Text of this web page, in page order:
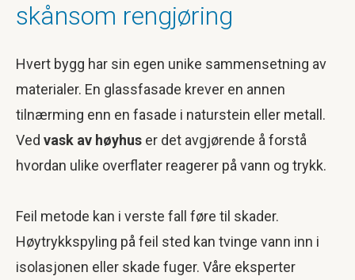
skånsom rengjøring
Hvert bygg har sin egen unike sammensetning av
materialer. En glassfasade krever en annen
tilnærming enn en fasade i naturstein eller metall.
Ved vask av høyhus er det avgjørende å forstå
hvordan ulike overflater reagerer på vann og trykk.
Feil metode kan i verste fall føre til skader.
Høytrykkspyling på feil sted kan tvinge vann inn i
isolasjonen eller skade fuger. Våre eksperter